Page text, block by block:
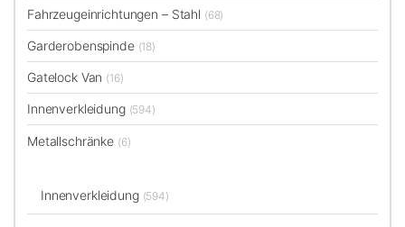
Fahrzeugeinrichtungen – Stahl (68)
Garderobenspinde (18)
Gatelock Van (16)
Innenverkleidung (594)
Metallschränke (6)
Innenverkleidung (594)